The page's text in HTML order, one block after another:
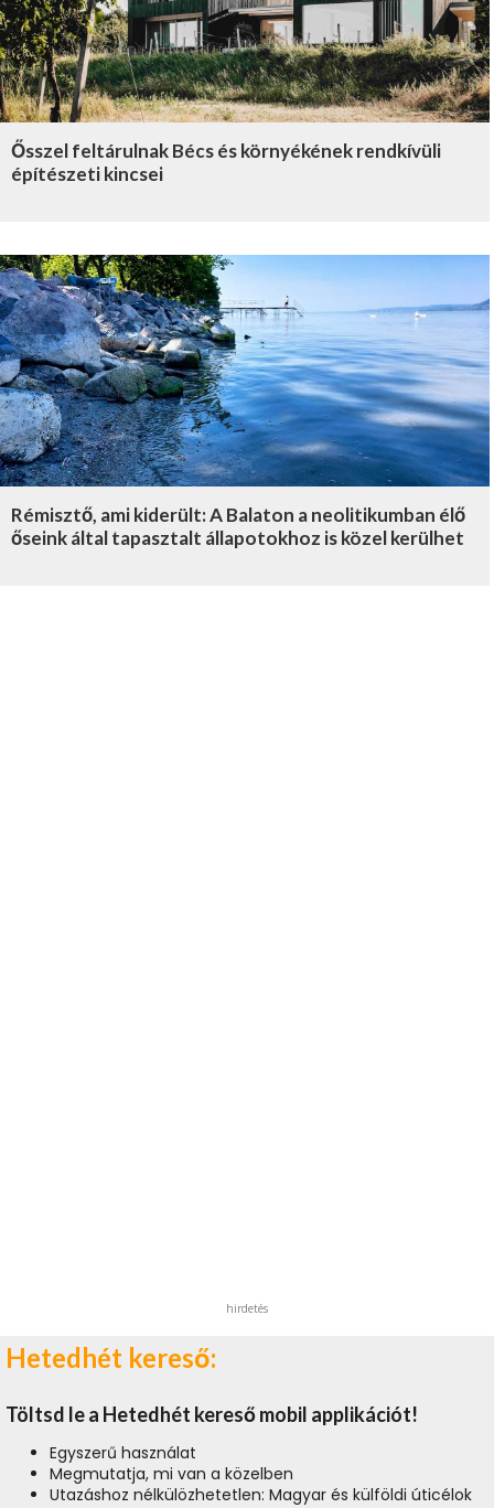
Ősszel feltárulnak Bécs és környékének rendkívüli
építészeti kincsei
Rémisztő, ami kiderült: A Balaton a neolitikumban élő
őseink által tapasztalt állapotokhoz is közel kerülhet
hirdetés
Hetedhét kereső:
Töltsd le a Hetedhét kereső mobil applikációt!
Egyszerű használat
Megmutatja, mi van a közelben
Utazáshoz nélkülözhetetlen: Magyar és külföldi úticélok